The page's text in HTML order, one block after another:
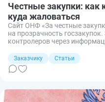
Честные закупки: как
куда жаловаться
Сайт ОНФ «За честные
на прозрачность
контролеров через
насколько они прозрачны и
жалобы на заказчика,
Заказчику
Статьи